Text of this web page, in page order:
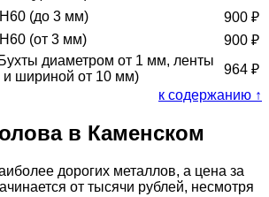
(до 3 мм)
900 ₽
(от 3 мм)
900 ₽
диаметром от 1 мм, ленты
шириной от 10 мм)
964 ₽
к содержанию ↑
в Каменском
дорогих металлов, а цена за
от тысячи рублей, несмотря